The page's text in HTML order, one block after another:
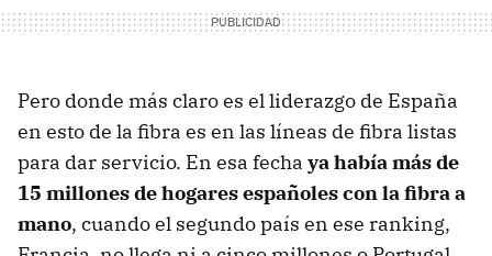
Pero donde más claro es el liderazgo de España
en esto de la fibra es en las líneas de fibra listas
para dar servicio. En esa fecha ya había más de
15 millones de hogares españoles con la fibra a
mano, cuando el segundo país en ese ranking,